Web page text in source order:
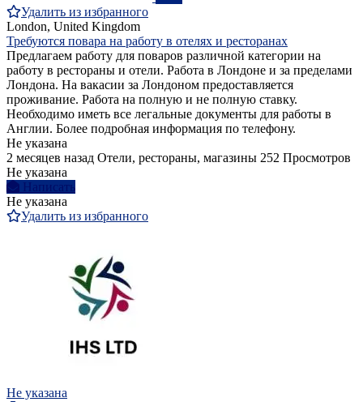
Удалить из избранного
London, United Kingdom
Требуются повара на работу в отелях и ресторанах
Предлагаем работу для поваров различной категории на
работу в рестораны и отели. Работа в Лондоне и за пределами
Лондона. На вакасии за Лондоном предоставляется
проживание. Работа на полную и не полную ставку.
Необходимо иметь все легальные документы для работы в
Англии. Более подробная информация по телефону.
Не указана
2 месяцев назад Отели, рестораны, магазины 252 Просмотров
Не указана
Написать
Не указана
Удалить из избранного
Не указана